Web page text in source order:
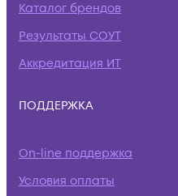
Каталог брендов
Результаты СОУТ
Аккредитация ИТ
ПОДДЕРЖКА
On-line поддержка
Условия оплаты